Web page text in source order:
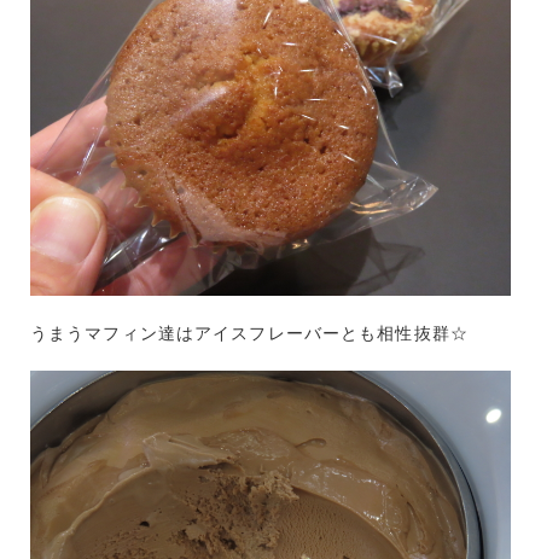
うまうマフィン達はアイスフレーバーとも相性抜群☆